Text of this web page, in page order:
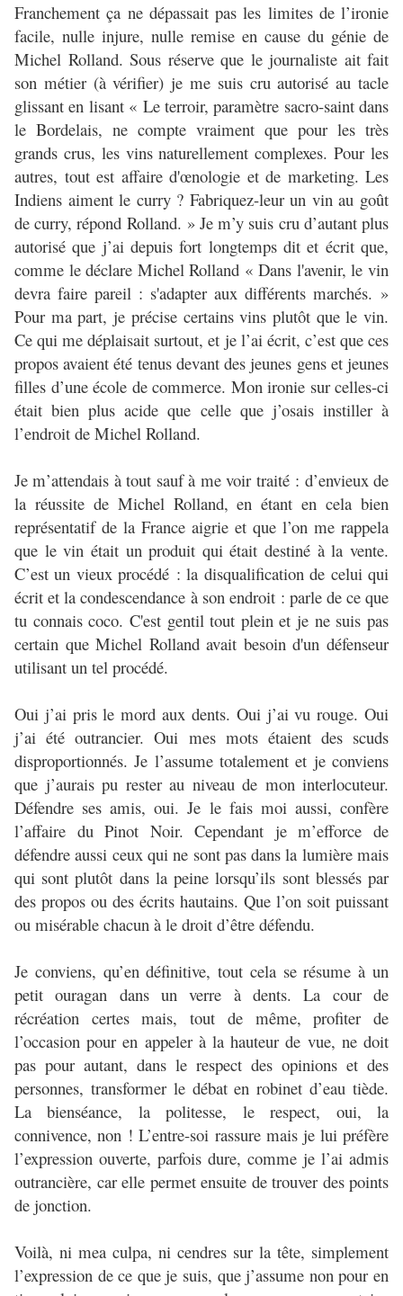
Franchement ça ne dépassait pas les limites de l’ironie
facile, nulle injure, nulle remise en cause du génie de
Michel Rolland. Sous réserve que le journaliste ait fait
son métier (à vérifier) je me suis cru autorisé au tacle
glissant en lisant « Le terroir, paramètre sacro-saint dans
le Bordelais, ne compte vraiment que pour les très
grands crus, les vins naturellement complexes. Pour les
autres, tout est affaire d'œnologie et de marketing. Les
Indiens aiment le curry ? Fabriquez-leur un vin au goût
de curry, répond Rolland. » Je m’y suis cru d’autant plus
autorisé que j’ai depuis fort longtemps dit et écrit que,
comme le déclare Michel Rolland « Dans l'avenir, le vin
devra faire pareil : s'adapter aux différents marchés. »
Pour ma part, je précise certains vins plutôt que le vin.
Ce qui me déplaisait surtout, et je l’ai écrit, c’est que ces
propos avaient été tenus devant des jeunes gens et jeunes
filles d’une école de commerce. Mon ironie sur celles-ci
était bien plus acide que celle que j’osais instiller à
l’endroit de Michel Rolland.
Je m’attendais à tout sauf à me voir traité : d’envieux de
la réussite de Michel Rolland, en étant en cela bien
représentatif de la France aigrie et que l’on me rappela
que le vin était un produit qui était destiné à la vente.
C’est un vieux procédé : la disqualification de celui qui
écrit et la condescendance à son endroit : parle de ce que
tu connais coco. C'est gentil tout plein et je ne suis pas
certain que Michel Rolland avait besoin d'un défenseur
utilisant un tel procédé.
Oui j’ai pris le mord aux dents. Oui j’ai vu rouge. Oui
j’ai été outrancier. Oui mes mots étaient des scuds
disproportionnés. Je l’assume totalement et je conviens
que j’aurais pu rester au niveau de mon interlocuteur.
Défendre ses amis, oui. Je le fais moi aussi, confère
l’affaire du Pinot Noir. Cependant je m’efforce de
défendre aussi ceux qui ne sont pas dans la lumière mais
qui sont plutôt dans la peine lorsqu’ils sont blessés par
des propos ou des écrits hautains. Que l’on soit puissant
ou misérable chacun à le droit d’être défendu.
Je conviens, qu’en définitive, tout cela se résume à un
petit ouragan dans un verre à dents. La cour de
récréation certes mais, tout de même, profiter de
l’occasion pour en appeler à la hauteur de vue, ne doit
pas pour autant, dans le respect des opinions et des
personnes, transformer le débat en robinet d’eau tiède.
La bienséance, la politesse, le respect, oui, la
connivence, non ! L’entre-soi rassure mais je lui préfère
l’expression ouverte, parfois dure, comme je l’ai admis
outrancière, car elle permet ensuite de trouver des points
de jonction.
Voilà, ni mea culpa, ni cendres sur la tête, simplement
l’expression de ce que je suis, que j’assume non pour en